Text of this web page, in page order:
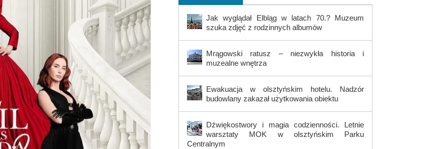
Jak wyglądał Elbląg w latach 70.? Muzeum
szuka zdjęć z rodzinnych albumów
Mrągowski ratusz – niezwykła historia i
muzealne wnętrza
Ewakuacja w olsztyńskim hotelu. Nadzór
budowlany zakazał użytkowania obiektu
Dźwiękostwory i magia codzienności. Letnie
warsztaty MOK w olsztyńskim Parku
Centralnym